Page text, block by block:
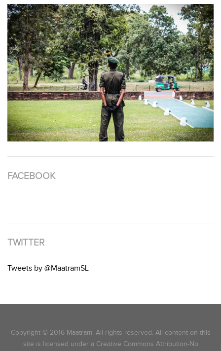
FACEBOOK
TWITTER
Tweets by @MaatramSL
Copyright © 2016 Maatram. All rights reserved. All content on this
site is licensed under a Creative Commons Attribution-No